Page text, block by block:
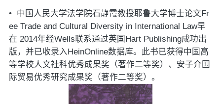
• 中国人民大学法学院石静霞教授耶鲁大学博士论文 Fr
ee Trade and Cultural Diversity in International Law早
在 2014年经Wells联系通过英国 Hart Publishing成功出
版，并已收录入 HeinOnline数据库。此书已获得中国高
等学校人文社科优秀成果奖（著作二等奖）、安子介国
际贸易优秀研究成果奖（著作二等奖）。